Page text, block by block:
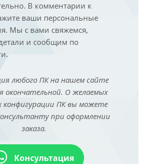
В комментарии к
ваши персональные
Мы с вами свяжемся,
и сообщим по
любого ПК на нашем сайте
окончательной. О желаемых
конфигурации ПК вы можете
при оформлении
заказа.
Консультация